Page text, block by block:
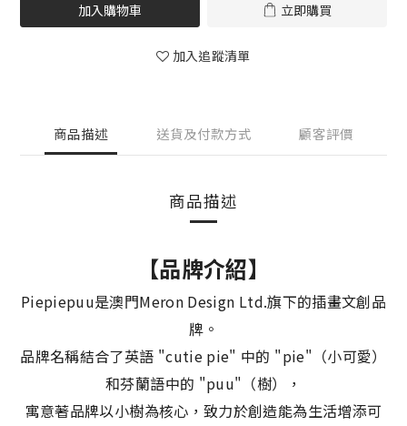
加入購物車 立即購買
加入追蹤清單
商品描述 送貨及付款方式 顧客評價
商品描述
【品牌介紹】
Piepiepuu是澳門Meron Design Ltd.旗下的插畫文創品
牌。
品牌名稱結合了英語 "cutie pie" 中的 "pie"（小可愛）
和芬蘭語中的 "puu"（樹），
寓意著品牌以小樹為核心，致力於創造能為生活增添可